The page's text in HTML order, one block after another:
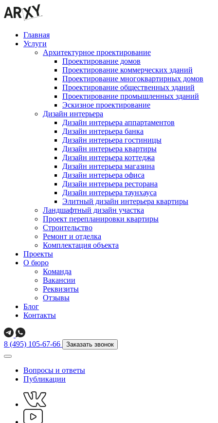
Главная
Услуги
Архитектурное проектирование
Проектирование домов
Проектирование коммерческих зданий
Проектирование многоквартирных домов
Проектирование общественных зданий
Проектирование промышленных зданий
Эскизное проектирование
Дизайн интерьера
Дизайн интерьера аппартаментов
Дизайн интерьера банка
Дизайн интерьера гостиницы
Дизайн интерьера квартиры
Дизайн интерьера коттеджа
Дизайн интерьера магазина
Дизайн интерьера офиса
Дизайн интерьера ресторана
Дизайн интерьера таунхауса
Элитный дизайн интерьера квартиры
Ландшафтный дизайн участка
Проект перепланировки квартиры
Строительство
Ремонт и отделка
Комплектация объекта
Проекты
О бюро
Команда
Вакансии
Реквизиты
Отзывы
Блог
Контакты
8 (495) 105-67-66 Заказать звонок
Вопросы и ответы
Публикации